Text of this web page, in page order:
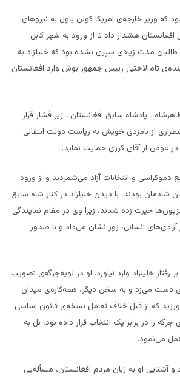
که وزیر خارجه‌ی امریکا کولن پاول به نیروهای
هشدار داد تا از ورود به شهر کابل
مدت زیادی سپری نشده بود که خلیلزاد به
تام‌الاختیار رییس جمهور بوش وارد افغانستان
ـ پادشاه سابق افغانستان ـ زیر فشار قرار
از نامزدی خویش به ریاست دولت انتقالی
عوض از آقای کرزی حمایت نماید.
دموکراسی و انتخابات آزاد می‌شمردند و از ورود
شادمان بودند، با دیدن خلیلزاد در کنار شاه سابق
حیرت زده شدند، زیرا وی در مقام نمایندگی
آزادی‌های انسانی، زور نشان می‌داد و با صدور
خلیلزاد وارد نیاورد. او در لویه‌جرگه‌ی تصویب
دست می‌زد و به سخن دیگر، همه‌کاره‌ی میدان
نورزید که از قبل خلاف تعامل نسخه‌ی قانون اساسی
را در برابر یک انتخاب قرار داده بود، بل به
می‌نمود.
و آشنایی او به زبان مردم افغانستان، مسأله‌یی